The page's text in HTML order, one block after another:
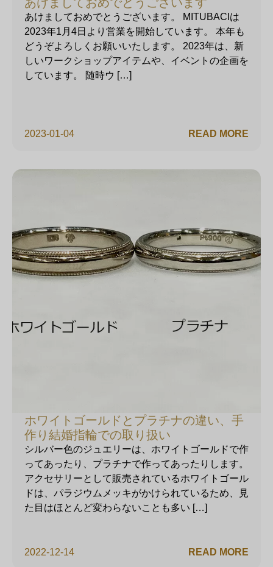
2023-01-04
あけましておめでとうございます。 MITUBACIは
2023年1月4日より営業を開始しています。 本年も
どうぞよろしくお願いいたします。 2023年は、新
しいワークショップアイテムや、イベントの企画を
しています。 随時ウ […]
READ MORE
ホワイトゴールドとプラチナの違い、手
作り結婚指輪での取り扱い
2022-12-14
シルバー色のジュエリーは、ホワイトゴールドで作
ってあったり、プラチナで作ってあったりします。
アクセサリーとして販売されているホワイトゴール
ドは、パラジウムメッキがかけられているため、見
た目はほとんど変わらないことも多い […]
READ MORE